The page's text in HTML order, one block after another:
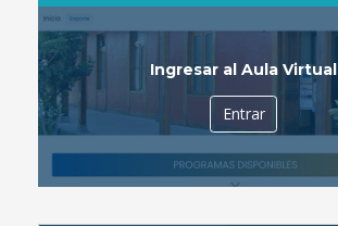
Ingresar al Aula Virtual
Entrar